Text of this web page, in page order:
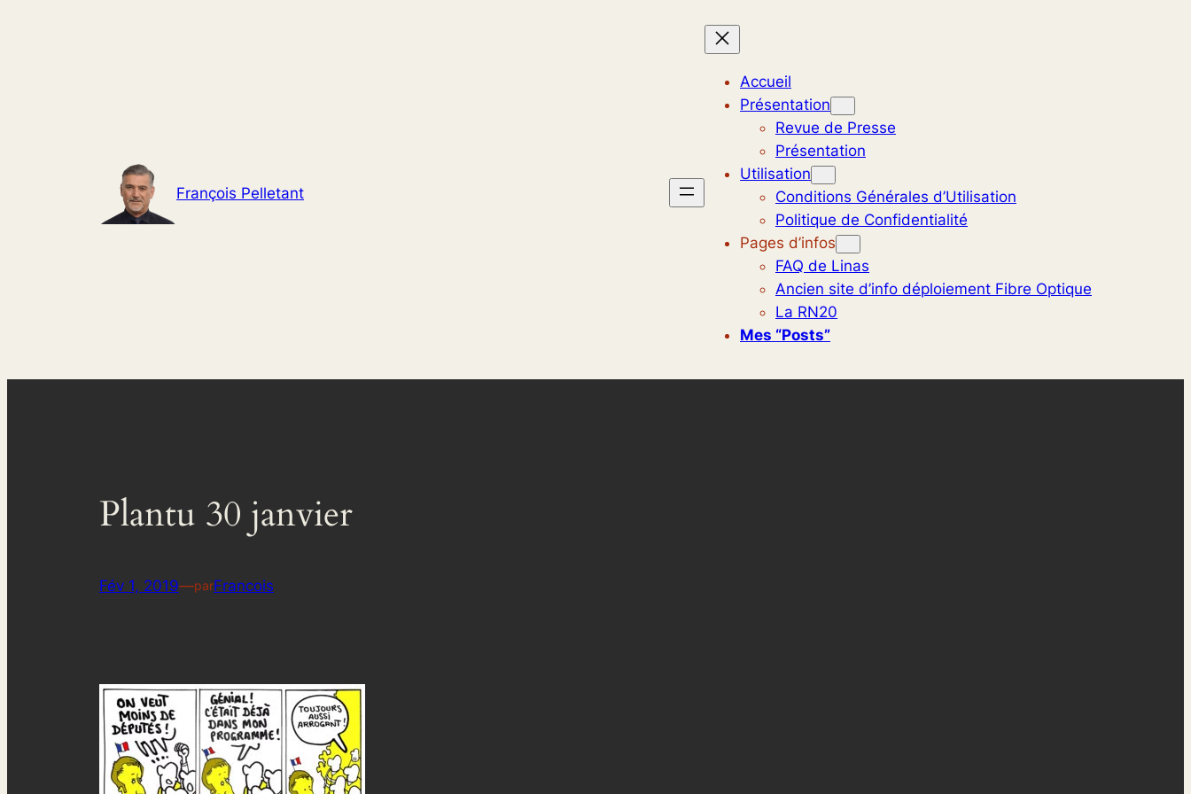
François Pelletant
Accueil
Présentation
Revue de Presse
Présentation
Utilisation
Conditions Générales d’Utilisation
Politique de Confidentialité
Pages d’infos
FAQ de Linas
Ancien site d’info déploiement Fibre Optique
La RN20
Mes “posts”
Plantu 30 janvier
Fév 1, 2019—parFrancois